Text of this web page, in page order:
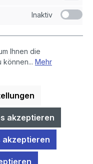
zuzüglich
Unterricht an Schulen
§ 60b UrhG).
Inaktiv
Ihnen die
können... Mehr
akzeptieren
akzeptieren